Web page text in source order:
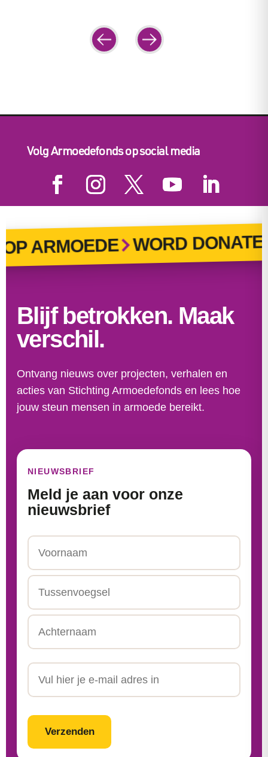
Navigation
Previous
Volg Armoedefonds op social media
ARMOEDE WORD DONATEUR
Blijf betrokken. Maak
verschil.
Ontvang nieuws over projecten, verhalen en
acties van Stichting Armoedefonds en lees hoe
jouw steun mensen in armoede bereikt.
NIEUWSBRIEF
Meld je aan voor onze
nieuwsbrief
Voornaam
Tussenvoegsel
Achternaam
CAPTCHA